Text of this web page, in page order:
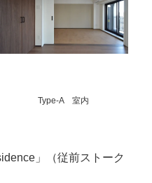
Type-A 室内
」（従前ストーク